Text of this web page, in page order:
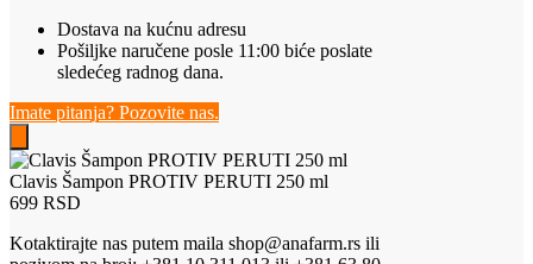
Dostava na kućnu adresu
Pošiljke naručene posle 11:00 biće poslate
sledećeg radnog dana.
Imate pitanja? Pozovite nas.
Clavis Šampon PROTIV PERUTI 250 ml
699 RSD
Kotaktirajte nas putem maila shop@anafarm.rs ili